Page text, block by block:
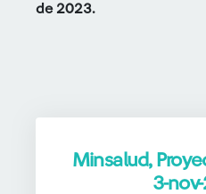
de 2023.
Minsalud,
3-